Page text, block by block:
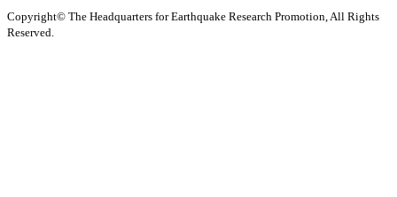
Copyright© The Headquarters for Earthquake Research Promotion, All Rights
Reserved.